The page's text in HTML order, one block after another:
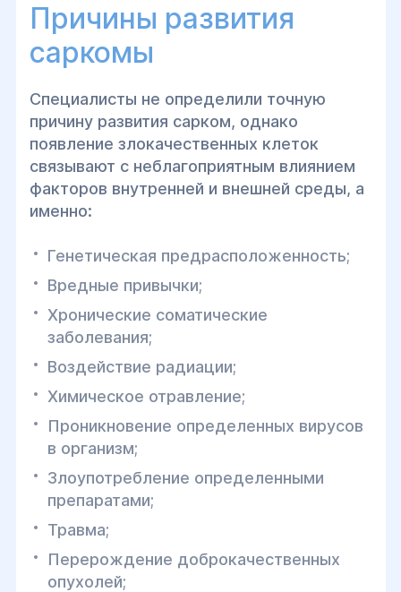
Причины развития
саркомы
Специалисты не определили точную
причину развития сарком, однако
появление злокачественных клеток
связывают с неблагоприятным влиянием
факторов внутренней и внешней среды, а
именно:
Генетическая предрасположенность;
Вредные привычки;
Хронические соматические
заболевания;
Воздействие радиации;
Химическое отравление;
Проникновение определенных вирусов
в организм;
Злоупотребление определенными
препаратами;
Травма;
Перерождение доброкачественных
опухолей;